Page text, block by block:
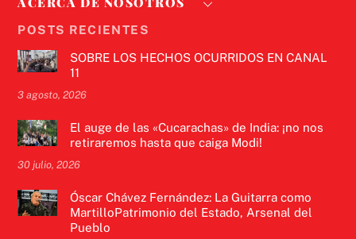
POSTS RECIENTES
SOBRE LOS HECHOS OCURRIDOS EN CANAL
11
3 agosto, 2026
El auge de las «Cucarachas» de India: ¡no nos
retiraremos hasta que caiga Modi!
30 julio, 2026
Óscar Chávez Fernández: La Guitarra como
MartilloPatrimonio del Estado, Arsenal del
Pueblo